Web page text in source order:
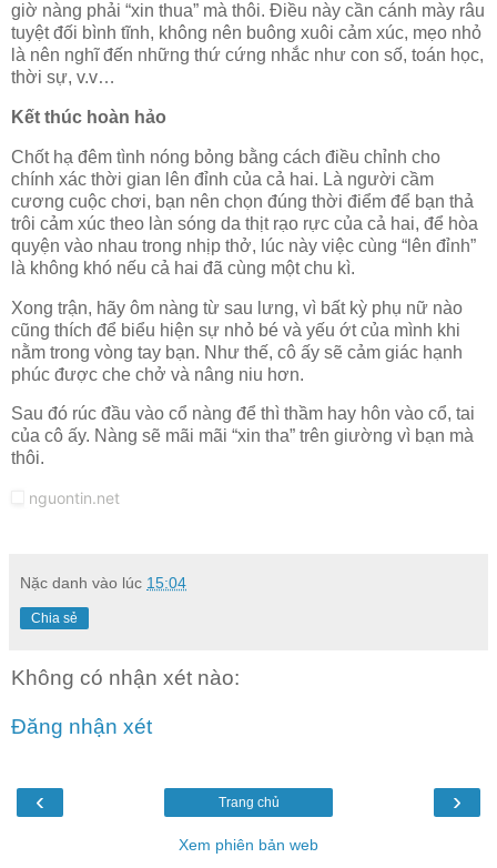
giờ nàng phải “xin thua” mà thôi. Điều này cần cánh mày râu
tuyệt đối bình tĩnh, không nên buông xuôi cảm xúc, mẹo nhỏ
là nên nghĩ đến những thứ cứng nhắc như con số, toán học,
thời sự, v.v…
Kết thúc hoàn hảo
Chốt hạ đêm tình nóng bỏng bằng cách điều chỉnh cho
chính xác thời gian lên đỉnh của cả hai. Là người cầm
cương cuộc chơi, bạn nên chọn đúng thời điểm để bạn thả
trôi cảm xúc theo làn sóng da thịt rạo rực của cả hai, để hòa
quyện vào nhau trong nhịp thở, lúc này việc cùng “lên đỉnh”
là không khó nếu cả hai đã cùng một chu kì.
Xong trận, hãy ôm nàng từ sau lưng, vì bất kỳ phụ nữ nào
cũng thích để biểu hiện sự nhỏ bé và yếu ớt của mình khi
nằm trong vòng tay bạn. Như thế, cô ấy sẽ cảm giác hạnh
phúc được che chở và nâng niu hơn.
Sau đó rúc đầu vào cổ nàng để thì thầm hay hôn vào cổ, tai
của cô ấy. Nàng sẽ mãi mãi “xin tha” trên giường vì bạn mà
thôi.
nguontin.net
Nặc danh vào lúc 15:04
Chia sẻ
Không có nhận xét nào:
Đăng nhận xét
‹ ›
Trang chủ
Xem phiên bản web